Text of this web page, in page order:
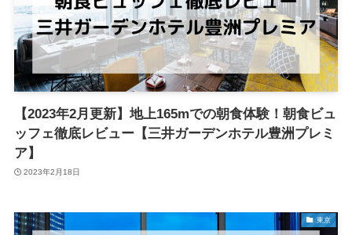
【2023年2月更新】地上165mでの朝食体験！朝食ビュ
ッフェ徹底レビュー【三井ガーデンホテル豊洲プレミ
ア】
2023年2月18日
東京